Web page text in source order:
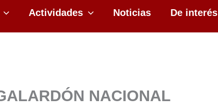
Actividades Noticias De interés
NACIONAL